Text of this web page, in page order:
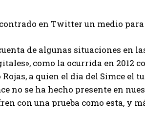
en Twitter un medio
de algunas situaciones en
como la ocurrida en 2012
a quien el dia del Simce el
no se ha hecho presente en
con una prueba como esta, y